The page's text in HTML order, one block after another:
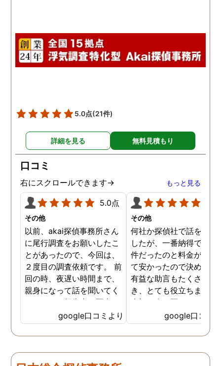
5.0点(21件)
詳細を見る 無料見積もり
口コミ
右にスクロールできます→ もっと見る
5.0点
その他
以前、akai探偵事務所さん
に尾行調査をお願いしたこ
とがあったので、今回は、
２度目の調査依頼です。 前
回の時、夜遅い時間まで、
親身になって話を聞いてく
れたのと、報告書の写真
が、場所が悪かったのに、
とても鮮明に写っていたの
で、再度、調査をお願いさ
度、自分でも行動パターン
google口コミより
その他
何社か探偵社で話を聞き
したが、一番納得できる
件だったのと料金が比較
て安かったので決めまし
有益な助言もたくさん頂
き、とても役立ちました
大切な人が困っていたら
番に紹介したいと思える
偵事務所です
google口コミ